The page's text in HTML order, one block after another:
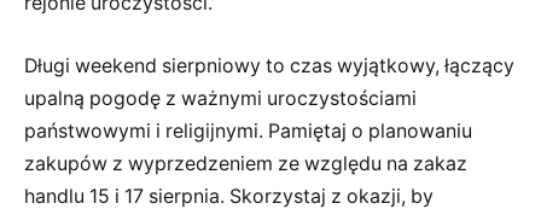
Długi weekend sierpniowy to czas wyjątkowy, łączący
upalną pogodę z ważnymi uroczystościami
państwowymi i religijnymi. Pamiętaj o planowaniu
zakupów z wyprzedzeniem ze względu na zakaz
handlu 15 i 17 sierpnia. Skorzystaj z okazji, by